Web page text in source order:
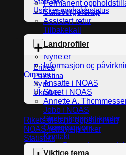
Statsløse
Usikker oppholdsstatus
Landprofiler
Eritrea
Palestina
Syria
Ukraina
Rikets tilstand oppsummert
NOAS rettshjelp virker
Statistikk
Viktige tema
Permanent
Statsborgerskap
Assistert retur
Tilbakekall
Rikets tilstand
Innsikt
Nyheter
Informasjon og
Om oss
Ansatte i NOAS
Styret i NOAS
Annette A.
Jobb i NOAS
Studenter/praktikanter
Organisasjon
Kontakt